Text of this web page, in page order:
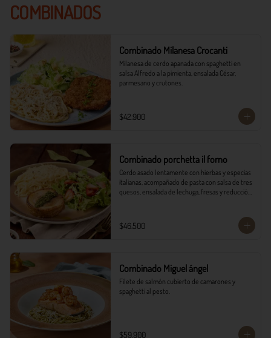
COMBINADOS
Combinado Milanesa Crocanti
Milanesa de cerdo apanada con spaghetti en
salsa Alfredo a la pimienta, ensalada César,
parmesano y crutones.
$42.900
Combinado porchetta il forno
Cerdo asado lentamente con hierbas y especias
italianas, acompañado de pasta con salsa de tres
quesos, ensalada de lechuga, fresas y reducción
$46.500
Combinado Miguel ángel
Filete de salmón cubierto de camarones y
spaghetti al pesto.
$59.900